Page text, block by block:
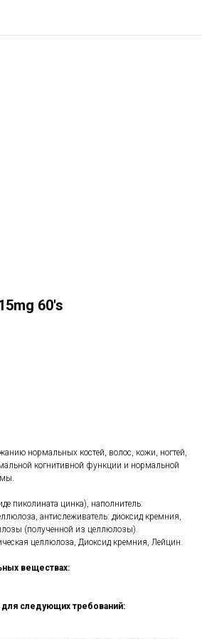
60's
нормальных костей, волос, кожи, ногтей,
когнитивной функции и нормальной
пиколината цинка), наполнитель:
антислеживатель: диоксид кремния,
(полученной из целлюлозы).
целлюлоза, Диоксид кремния, Лейцин.
веществах:
следующих требований: